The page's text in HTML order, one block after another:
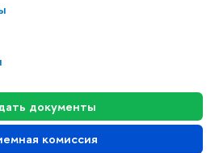
документы
комиссия